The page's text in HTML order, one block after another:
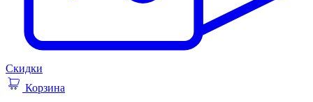
Скидки
Корзина